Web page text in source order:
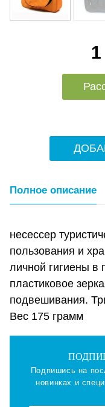
Полное описание
несессер
пользования и
личной гигиены в
пластиковое
подвешивания.
Вес 175 грамм
Подпишись на
новинках и